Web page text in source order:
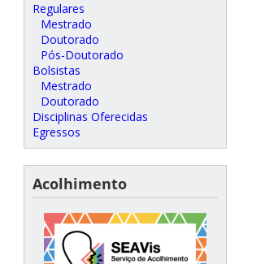
Regulares
Mestrado
Doutorado
Pós-Doutorado
Bolsistas
Mestrado
Doutorado
Disciplinas Oferecidas
Egressos
Acolhimento